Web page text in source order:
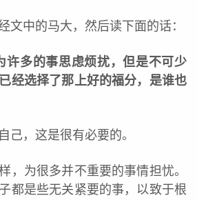
文中的马大，然后读下面的话：
许多的事思虑烦扰，但是不可少
经选择了那上好的福分，是谁也
己，这是很有必要的。
，为很多并不重要的事情担忧。
都是些无关紧要的事，以致于根